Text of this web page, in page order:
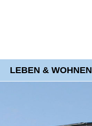
LEBEN & WOHNEN